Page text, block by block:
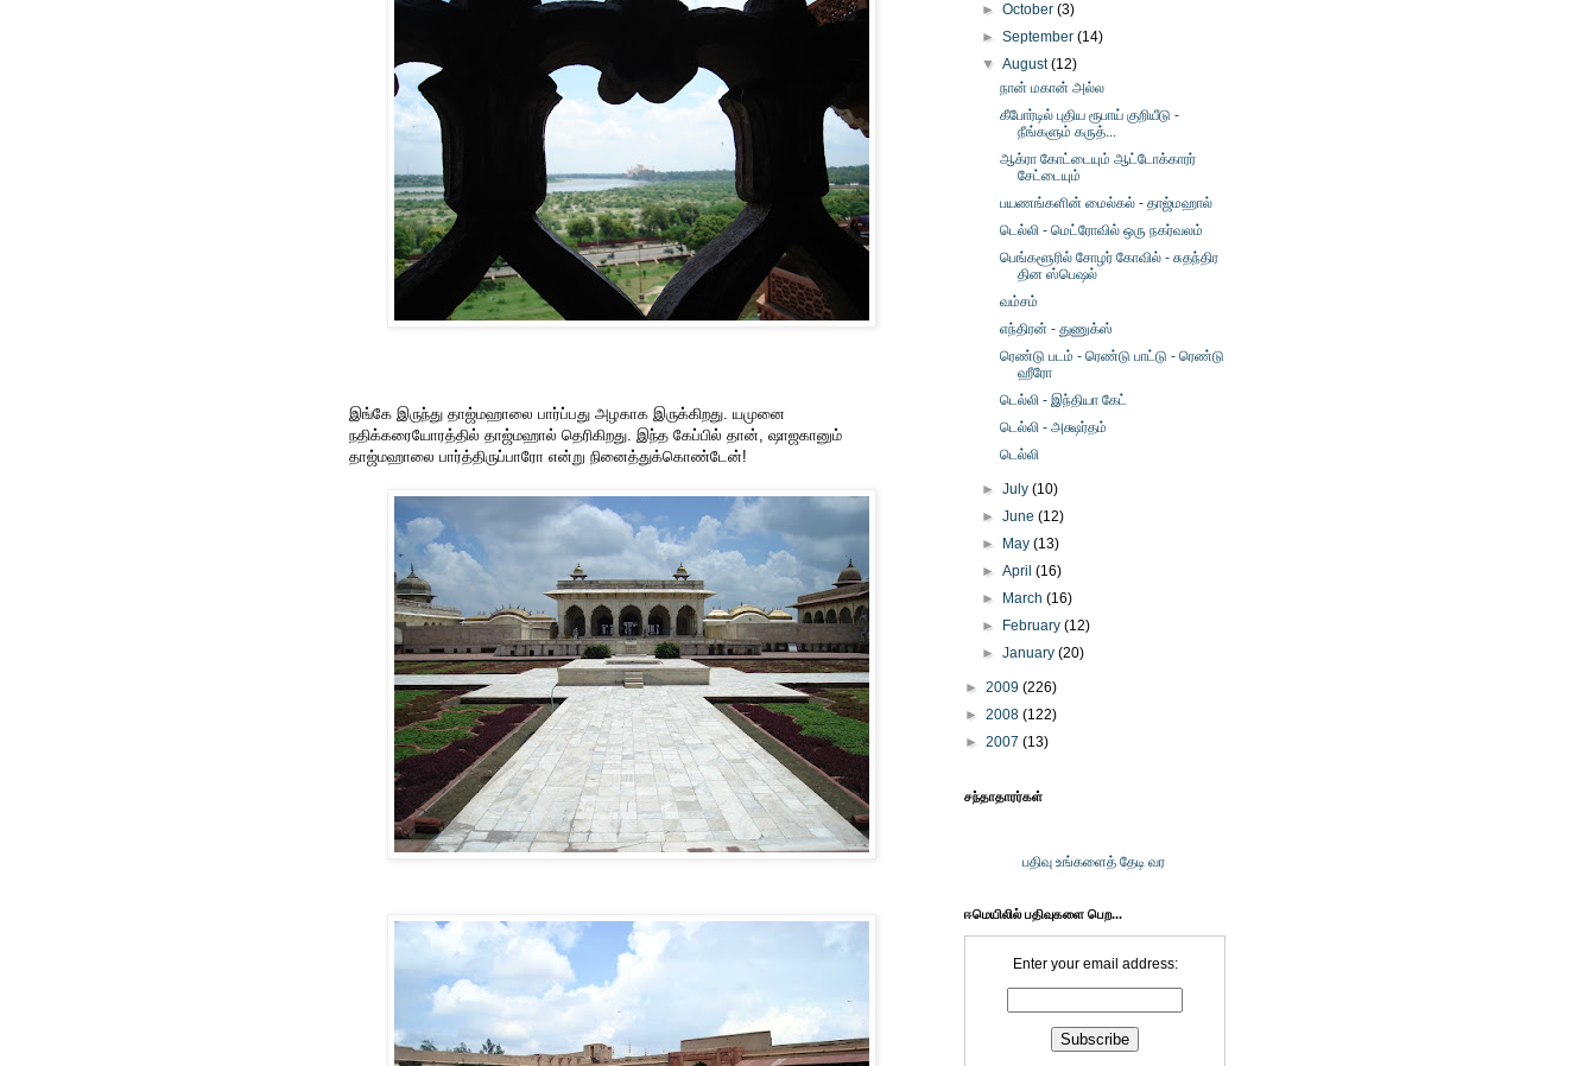
இங்கே இருந்து தாஜ்மஹாலை பார்ப்பது அழகாக இருக்கிறது. யமுனை
நதிக்கரையோரத்தில் தாஜ்மஹால் தெரிகிறது. இந்த கேப்பில் தான், ஷாஜகானும்
தாஜ்மஹாலை பார்த்திருப்பாரோ என்று நினைத்துக்கொண்டேன்!
►October(3)
►September(14)
▼August(12)
நான் மகான் அல்ல
கீபோர்டில் புதிய ரூபாய் குறியீடு -
நீங்களும் கருத்...
ஆக்ரா கோட்டையும் ஆட்டோக்காரர்
சேட்டையும்
பயணங்களின் மைல்கல் - தாஜ்மஹால்
டெல்லி - மெட்ரோவில் ஒரு நகர்வலம்
பெங்களூரில் சோழர் கோவில் - சுதந்திர
தின ஸ்பெஷல்
வம்சம்
எந்திரன் - துணுக்ஸ்
ரெண்டு படம் - ரெண்டு பாட்டு - ரெண்டு
ஹீரோ
டெல்லி - இந்தியா கேட்
டெல்லி - அக்ஷர்தம்
டெல்லி
►July(10)
►June(12)
►
May(13)
►April(16)
►
March(16)
►
February(12)
►January(20)
► 2009 (226)
► 2008 (122)
► 2007 (13)
சந்தாதாரர்கள்
பதிவு உங்களைத் தேடி வர
ஈமெயிலில் பதிவுகளை பெற...
Enter your email address: